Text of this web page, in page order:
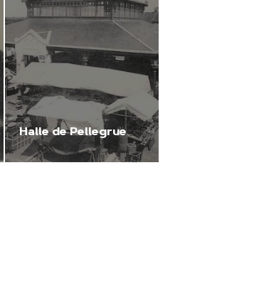
Halle de Pellegrue